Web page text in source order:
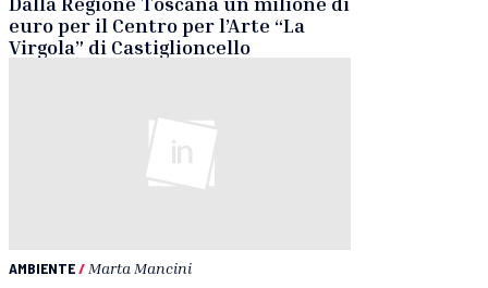
euro per il Centro per l’Arte “La
Virgola” di Castiglioncello
AMBIENTE/ Marta Mancini